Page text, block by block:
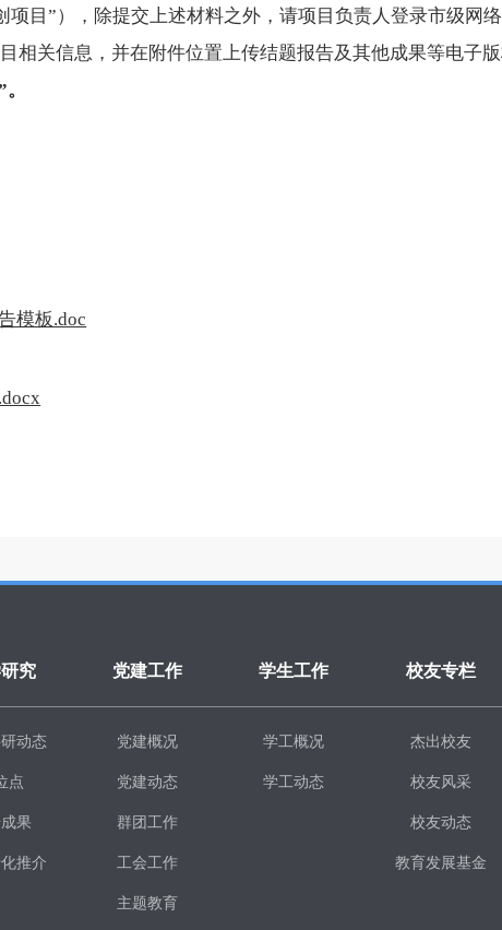
项目”），除提交上述材料之外，请项目负责人登录市级网
相关信息，并在附件位置上传结题报告及其他成果等电子
。
模板.doc
究
动态
点
果
推介
党建工作
党建概况
党建动态
群团工作
工会工作
主题教育
学生工作
学工概况
学工动态
校友专栏
杰出校友
校友风采
校友动态
教育发展基金